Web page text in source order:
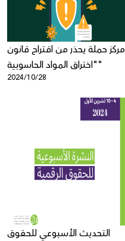
مركز حملة يحذر من اقتراح قانون
"اختراق المواد الحاسوبية"
2024/10/28
التحديث الأسبوعي للحقوق